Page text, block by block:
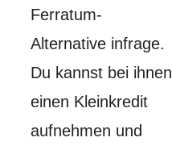
Ferratum-
Alternative infrage.
Du kannst bei ihnen
einen Kleinkredit
aufnehmen und